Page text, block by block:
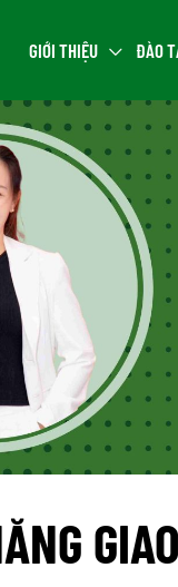
GIỚI THIỆU ĐÀO